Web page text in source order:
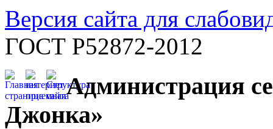
Версия сайта для
ГОСТ Р52872-2012
Администрация
Джонка»